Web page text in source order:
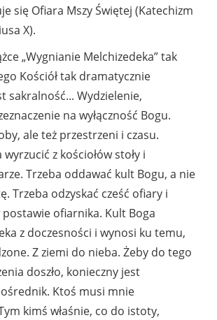
się Ofiara Mszy Świętej (Katechizm
X).
„Wygnianie Melchizedeka” tak
Kościół tak dramatycznie
sakralność... Wydzielenie,
na wyłączność Bogu.
ale też przestrzeni i czasu.
z kościołów stoły i
Trzeba oddawać kult Bogu, a nie
Trzeba odzyskać cześć ofiary i
postawie ofiarnika. Kult Boga
z doczesności i wynosi ku temu,
Z ziemi do nieba. Żeby do tego
doszło, konieczny jest
Ktoś musi mnie
kimś właśnie, co do istoty,